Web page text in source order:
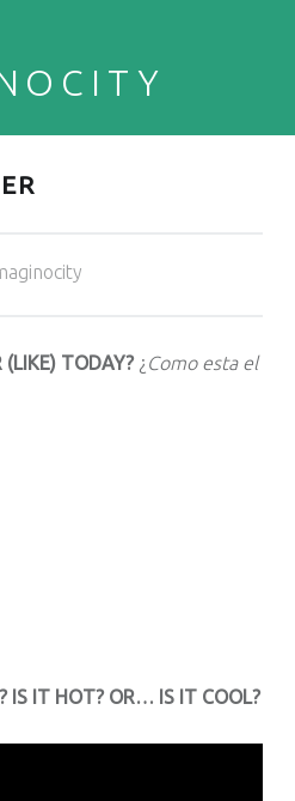
(LIKE) TODAY?¿ Como esta el
IS IT HOT? OR… IS IT COOL?